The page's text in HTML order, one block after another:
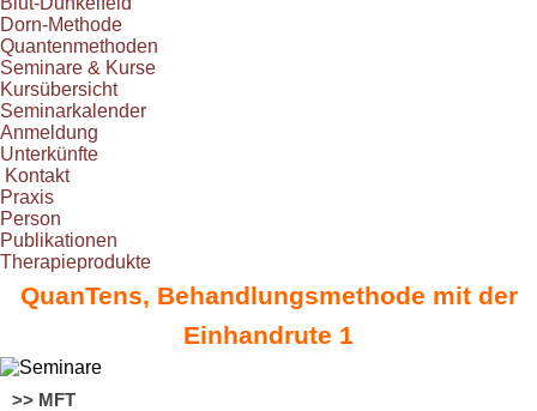
Dorn-Methode
Quantenmethoden
Seminare & Kurse
Kursübersicht
Seminarkalender
Anmeldung
Unterkünfte
Kontakt
Praxis
Person
Publikationen
Therapieprodukte
QuanTens, Behandlungsmethode mit der
Einhandrute 1
>> MFT